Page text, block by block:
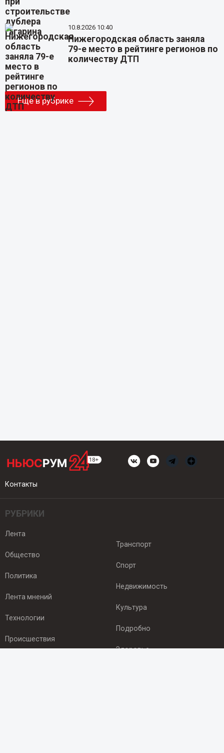
10.8.2026 10:40
Нижегородская область заняла
79-е место в рейтинге регионов по
количеству ДТП
Еще в рубрике
Контакты
РУБРИКИ
Лента
Общество
Политика
Лента мнений
Технологии
Происшествия
Транспорт
Спорт
Недвижимость
Культура
Подробно
Здоровье